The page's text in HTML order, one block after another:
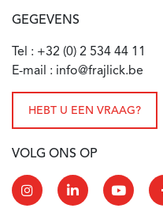
GEGEVENS
Tel : +32 (0) 2 534 44 11
E-mail : info@frajlick.be
HEBT U EEN VRAAG?
VOLG ONS OP